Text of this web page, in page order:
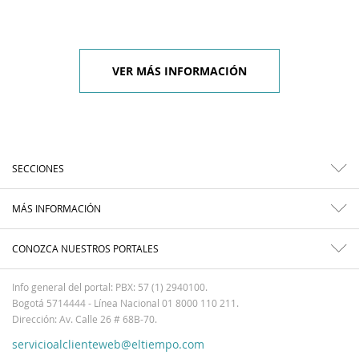
VER MÁS INFORMACIÓN
SECCIONES
MÁS INFORMACIÓN
CONOZCA NUESTROS PORTALES
Info general del portal: PBX: 57 (1) 2940100.
Bogotá 5714444 - Línea Nacional 01 8000 110 211.
Dirección: Av. Calle 26 # 68B-70.
servicioalclienteweb@eltiempo.com